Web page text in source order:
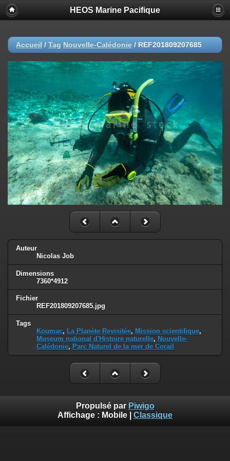
HEOS Marine Pacifique
Accueil / Tag Nouvelle-Calédonie / REF201809207685
Auteur
Nicolas Job
Dimensions
7360*4912
Fichier
REF201809207685.jpg
Tags
Koumac, La Planète Revisitée, Mission scientifique,
Museum national d'Histoire naturelle, Nouvelle-
Calédonie, Parc Naturel de la mer de Corail
Propulsé par Piwigo
Affichage : Mobile Classique